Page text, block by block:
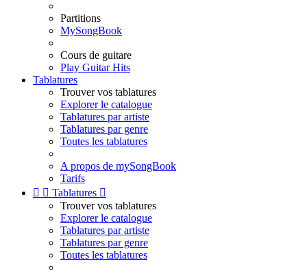
Partitions
MySongBook
Cours de guitare
Play Guitar Hits
Tablatures
Trouver vos tablatures
Explorer le catalogue
Tablatures par artiste
Tablatures par genre
Toutes les tablatures
A propos de mySongBook
Tarifs
  Tablatures 
Trouver vos tablatures
Explorer le catalogue
Tablatures par artiste
Tablatures par genre
Toutes les tablatures